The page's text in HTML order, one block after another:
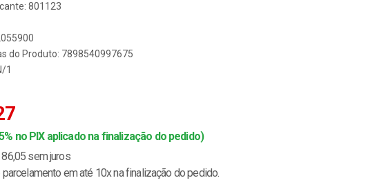
801123
do Produto: 7898540997675
1
no PIX aplicado na finalização do pedido)
sem juros
em até 10x na finalização do pedido.